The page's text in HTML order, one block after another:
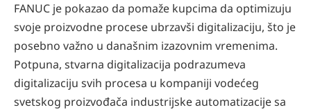
FANUC je pokazao da pomaže kupcima da optimizuju
svoje proizvodne procese ubrzavši digitalizaciju, što je
posebno važno u današnim izazovnim vremenima.
Potpuna, stvarna digitalizacija podrazumeva
digitalizaciju svih procesa u kompaniji vodećeg
svetskog proizvođača industrijske automatizacije sa